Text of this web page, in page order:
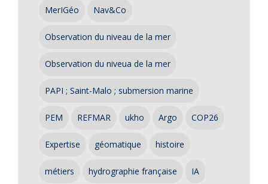
MerIGéo Nav&Co
Observation du niveau de la mer
Observation du niveua de la mer
PAPI ; Saint-Malo ; submersion marine
PEM REFMAR ukho Argo COP26
Expertise géomatique histoire
métiers hydrographie française IA